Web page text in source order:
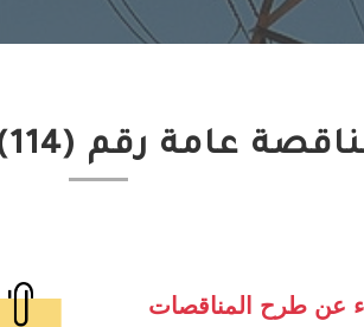
عامة رقم (114) لعام 2024
عن طرح المناقصات